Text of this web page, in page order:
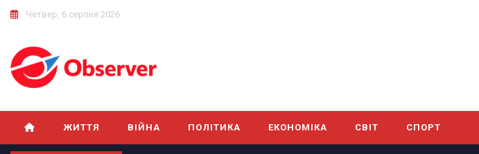
Четвер, 6 серпня 2026
ЖИТТЯ ВІЙНА ПОЛІТИКА ЕКОНОМІКА СВІТ СПОРТ